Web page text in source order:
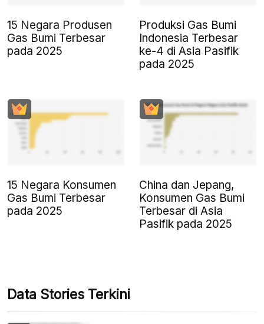
15 Negara Produsen
Gas Bumi Terbesar
pada 2025
Produksi Gas Bumi
Indonesia Terbesar
ke-4 di Asia Pasifik
pada 2025
15 Negara Konsumen
Gas Bumi Terbesar
pada 2025
China dan Jepang,
Konsumen Gas Bumi
Terbesar di Asia
Pasifik pada 2025
Data Stories Terkini